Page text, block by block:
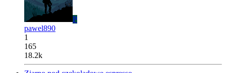
P
pawel890
1
165
18.2k